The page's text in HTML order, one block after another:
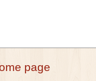
page